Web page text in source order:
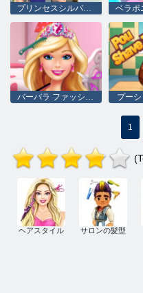
プリンセスシルバーヘア
プー
1
ヘアスタイル サロンの髪型